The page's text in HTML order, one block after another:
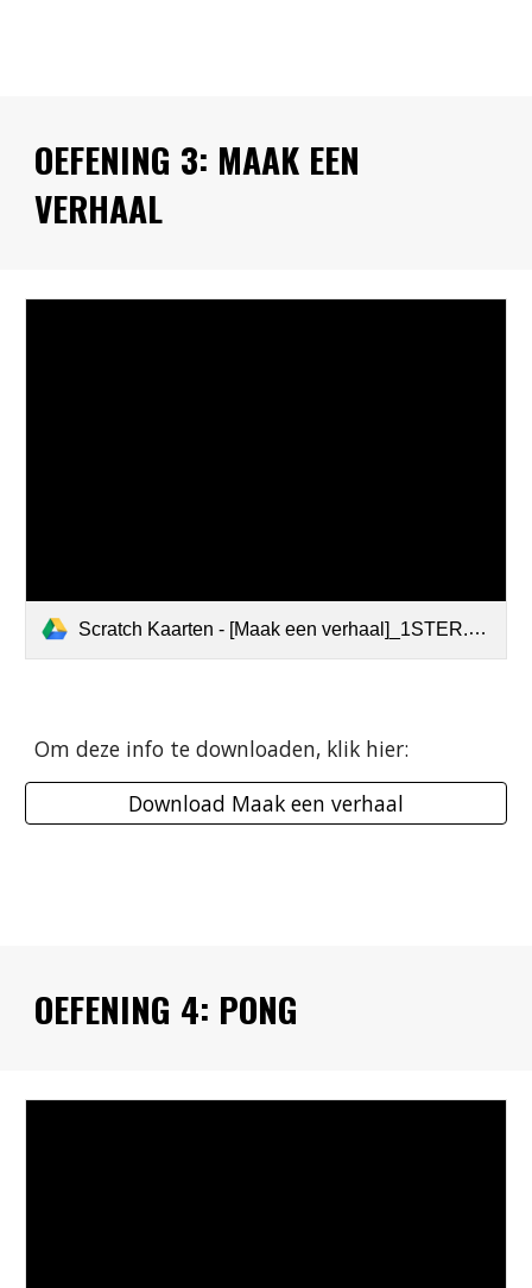
OEFENING 3: MAAK EEN
VERHAAL
Scratch Kaarten - [Maak een verhaal]_1STER.pdf
Om deze info te downloaden, klik hier:
Download Maak een verhaal
OEFENING 4: PONG